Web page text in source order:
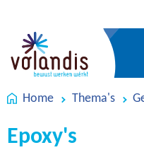
Home Thema's
Epoxy's